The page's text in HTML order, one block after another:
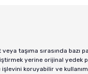
taşıma sırasında bazı
yerine orijinal yedek
koruyabilir ve